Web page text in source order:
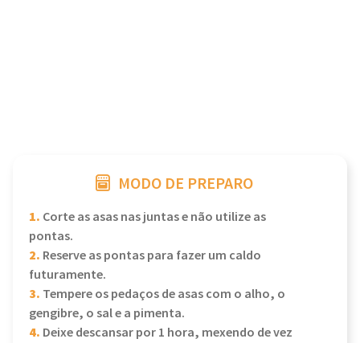
MODO DE PREPARO
1. Corte as asas nas juntas e não utilize as
pontas.
2. Reserve as pontas para fazer um caldo
futuramente.
3. Tempere os pedaços de asas com o alho, o
gengibre, o sal e a pimenta.
4. Deixe descansar por 1 hora, mexendo de vez